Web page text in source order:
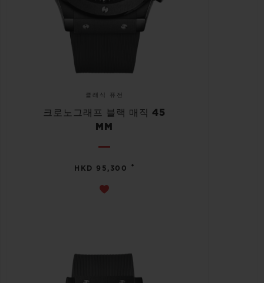
클래식 퓨전
크로노그래프 블랙 매직 45
MM
HKD 95,300 •